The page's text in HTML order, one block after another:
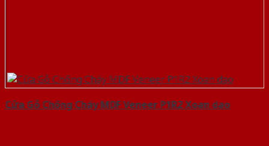
Cửa Gỗ Chống Cháy MDF Veneer P1R2 Xoan dao